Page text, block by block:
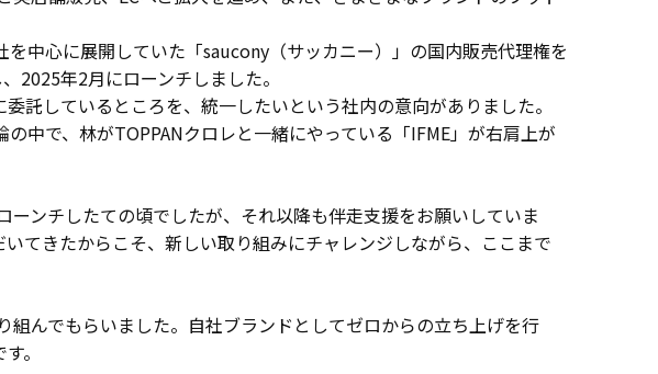
中心に展開していた「saucony（サッカニー）」の国内販売代理権を
2025年2月にローンチしました。
託しているところを、統一したいという社内の意向がありました。
中で、林がTOPPANクロレと一緒にやっている「IFME」が右肩上が
ンチしたての頃でしたが、それ以降も伴走支援をお願いしていま
てきたからこそ、新しい取り組みにチャレンジしながら、ここまで
んでもらいました。自社ブランドとしてゼロからの立ち上げを行
。